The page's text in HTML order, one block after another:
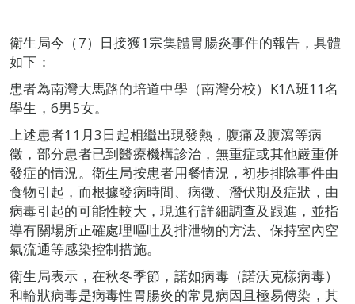
衛生局今（7）日接獲1宗集體胃腸炎事件的報告，具體
如下：
患者為南灣大馬路的培道中學（南灣分校）K1A班11名
學生，6男5女。
上述患者11月3日起相繼出現發熱，腹痛及腹瀉等病
徵，部分患者已到醫療機構診治，無重症或其他嚴重併
發症的情況。衛生局按患者用餐情況，初步排除事件由
食物引起，而根據發病時間、病徵、潛伏期及症狀，由
病毒引起的可能性較大，現進行詳細調查及跟進，並指
導有關場所正確處理嘔吐及排泄物的方法、保持室內空
氣流通等感染控制措施。
衛生局表示，在秋冬季節，諾如病毒（諾沃克樣病毒）
和輪狀病毒是病毒性胃腸炎的常見病因且極易傳染，其